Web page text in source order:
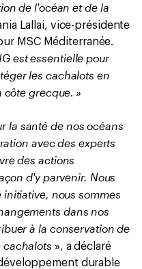
de l'océan et de la
Lallai, vice-présidente
MSC Méditerranée.
est essentielle pour
les cachalots en
côte grecque. »
la santé de nos océans
avec des experts
des actions
d'y parvenir. Nous
nous sommes
dans nos
à la conservation de
cachalots », a déclaré
durable